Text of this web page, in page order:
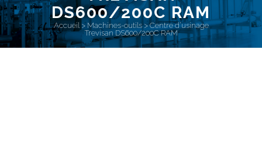
DS600/200C RAM
Accueil> Machines-outils>Centre d’usinage
Trevisan DS600/200C RAM